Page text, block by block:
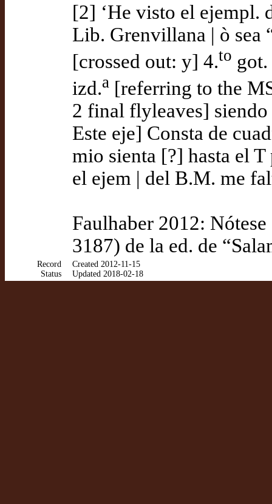
[2] ‘He visto el ejempl.
Lib. Grenvillana | ò sea
[crossed out: y] 4.to
izd.a [referring to the
2 final flyleaves] siendo
Este eje] Consta de
mio sienta [?] hasta el T
el ejem | del B.M. me
Faulhaber 2012:
3187) de la ed. de
Record
Status
Created 2012-11-15
Updated 2018-02-18